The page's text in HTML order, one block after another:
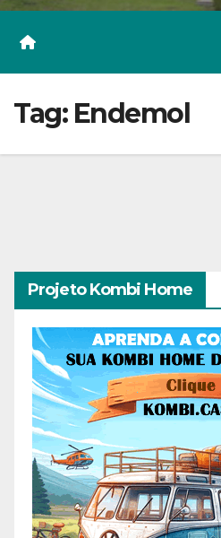
Tag: Endemol
Projeto Kombi Home